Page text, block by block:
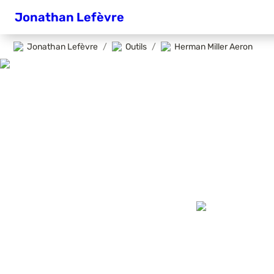
Jonathan Lefèvre
Jonathan Lefèvre / Outils / Herman Miller Aeron